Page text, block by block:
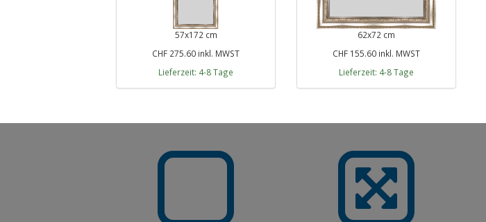
57x172 cm
CHF 275.60 inkl. MWST
Lieferzeit: 4-8 Tage
62x72 cm
CHF 155.60 inkl. MWST
Lieferzeit: 4-8 Tage